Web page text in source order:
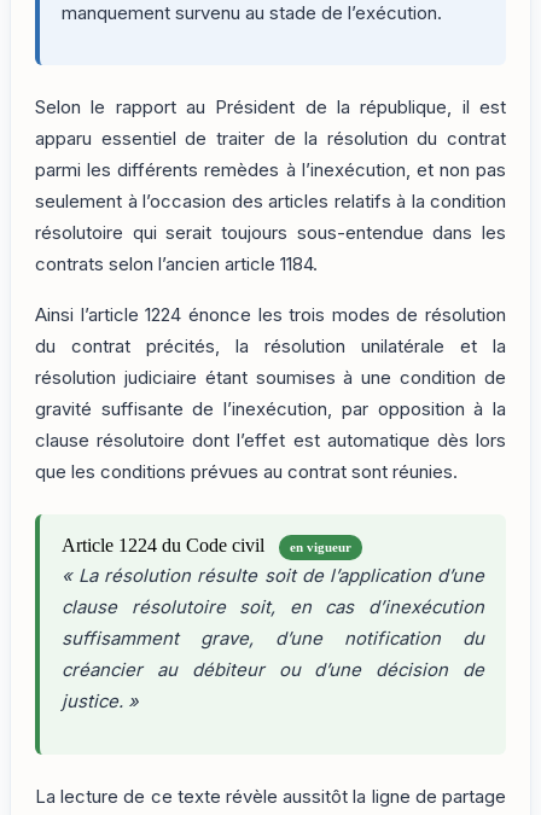
manquement survenu au stade de l’exécution.
Selon le rapport au Président de la république, il est
apparu essentiel de traiter de la résolution du contrat
parmi les différents remèdes à l’inexécution, et non pas
seulement à l’occasion des articles relatifs à la condition
résolutoire qui serait toujours sous-entendue dans les
contrats selon l’ancien article 1184.
Ainsi l’article 1224 énonce les trois modes de résolution
du contrat précités, la résolution unilatérale et la
résolution judiciaire étant soumises à une condition de
gravité suffisante de l’inexécution, par opposition à la
clause résolutoire dont l’effet est automatique dès lors
que les conditions prévues au contrat sont réunies.
Article 1224 du Code civil en vigueur
« La résolution résulte soit de l’application d’une
clause résolutoire soit, en cas d’inexécution
suffisamment grave, d’une notification du
créancier au débiteur ou d’une décision de
justice. »
La lecture de ce texte révèle aussitôt la ligne de partage